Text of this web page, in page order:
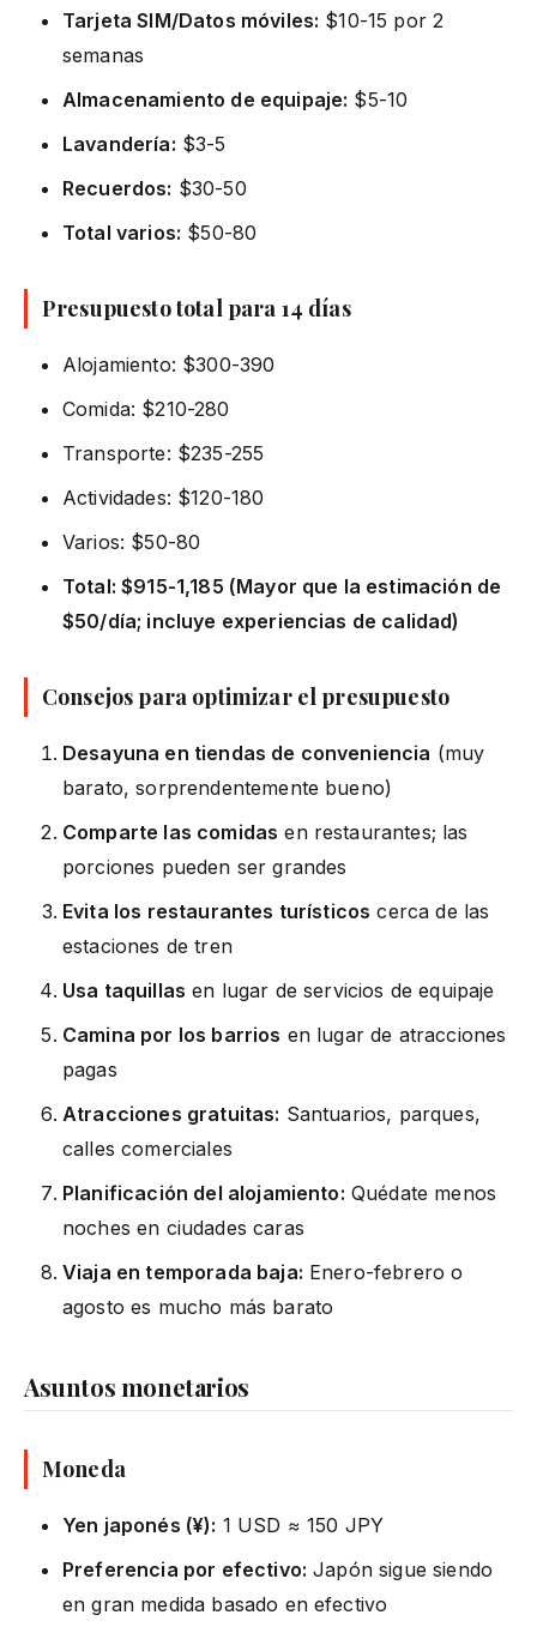
Tarjeta SIM/Datos móviles: $10-15 por 2
semanas
Almacenamiento de equipaje: $5-10
Lavandería: $3-5
Recuerdos: $30-50
Total varios: $50-80
Presupuesto total para 14 días
Alojamiento: $300-390
Comida: $210-280
Transporte: $235-255
Actividades: $120-180
Varios: $50-80
Total: $915-1,185 (Mayor que la estimación de
$50/día; incluye experiencias de calidad)
Consejos para optimizar el presupuesto
Desayuna en tiendas de conveniencia (muy
barato, sorprendentemente bueno)
Comparte las comidas en restaurantes; las
porciones pueden ser grandes
Evita los restaurantes turísticos cerca de las
estaciones de tren
Usa taquillas en lugar de servicios de equipaje
Camina por los barrios en lugar de atracciones
pagas
Atracciones gratuitas: Santuarios, parques,
calles comerciales
Planificación del alojamiento: Quédate menos
noches en ciudades caras
Viaja en temporada baja: Enero-febrero o
agosto es mucho más barato
Asuntos monetarios
Moneda
Yen japonés (¥): 1 USD ≈ 150 JPY
Preferencia por efectivo: Japón sigue siendo
en gran medida basado en efectivo